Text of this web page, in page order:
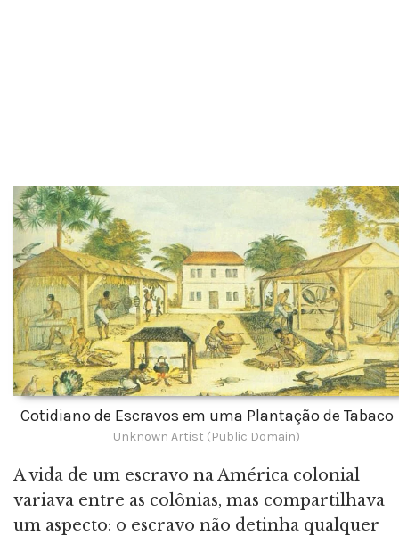
Cotidiano de Escravos em uma Plantação de Tabaco
Unknown Artist (Public Domain)
A vida de um escravo na América colonial
variava entre as colônias, mas compartilhava
um aspecto: o escravo não detinha qualquer